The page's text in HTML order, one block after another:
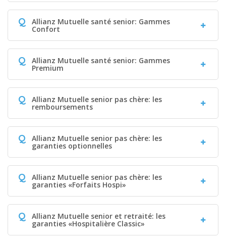
Q Allianz Mutuelle santé senior: Gammes
Confort
Q Allianz Mutuelle santé senior: Gammes
Premium
Q Allianz Mutuelle senior pas chère: les
remboursements
Q Allianz Mutuelle senior pas chère: les
garanties optionnelles
Q Allianz Mutuelle senior pas chère: les
garanties «Forfaits Hospi»
Q Allianz Mutuelle senior et retraité: les
garanties «Hospitalière Classic»